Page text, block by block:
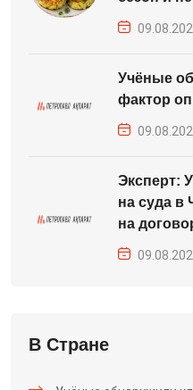
Учёные
фактор
Эксперт:
на суда в
на
В Стране